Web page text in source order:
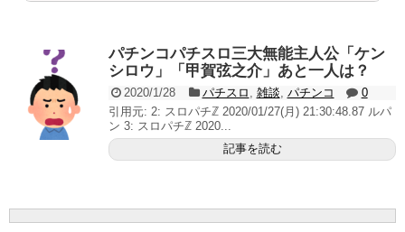
AngelBeats!とかいうクソアニメの思い出ｗｗｗ
Powered by livedoor 相互RSS
パチンコパチスロ三大無能主人公「ケン
シロウ」「甲賀弦之介」あと一人は？
2020/1/28 パチスロ 雑談 パチンコ
0
引用元: 2: スロパチℤ 2020/01/27(月) 21:30:48.87 ルパ
ン 3: スロパチℤ 2020...
記事を読む